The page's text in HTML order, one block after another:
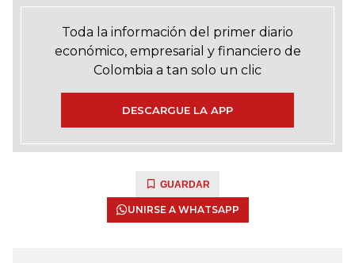
Toda la información del primer diario
económico, empresarial y financiero de
Colombia a tan solo un clic
DESCARGUE LA APP
GUARDAR
UNIRSE A WHATSAPP